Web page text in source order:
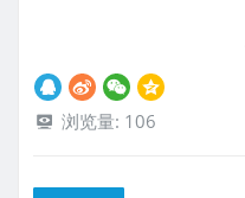
浏览量: 106